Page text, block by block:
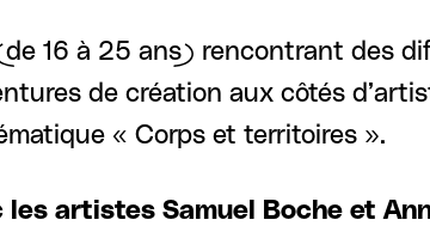
16 à 25 ans) rencontrant des
de création aux côtés
« Corps et territoires ».
artistes Samuel Boche et